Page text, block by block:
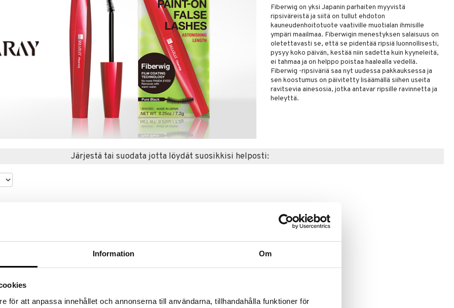
Information Om
för att anpassa innehållet och annonserna till användarna, tillhandahålla funktioner för
Fiberwig on yksi Japanin parhaiten myyvistä
ripsiväreistä ja siitä on tullut ehdoton
kauneudenhoitotuote vaativille muotialan ihmisille
ympäri maailmaa. Fiberwigin menestyksen salaisuus on
oletettavasti se, että se pidentää ripsiä luonnollisesti,
pysyy koko päivän, kestää niin sadetta kuin kyyneleitä,
ei tahmaa ja on helppo poistaa haalealla vedellä.
Fiberwig -ripsiväriä saa nyt uudessa pakkauksessa ja
sen koostumus on päivitetty lisäämällä siihen useita
ravitsevia ainesosia, jotka antavar ripsille ravinnetta ja
heleyttä.
Järjestä tai suodata jotta löydät suosikkisi helposti: